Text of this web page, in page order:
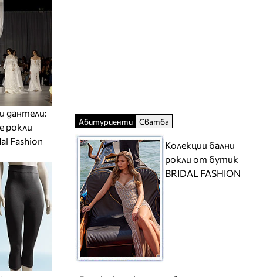
дантели:
рокли
Fashion
Абитуриенти Сватба
Колекции бални
рокли от бутик
BRIDAL FASHION